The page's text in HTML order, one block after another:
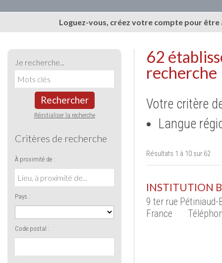
Loguez-vous, créez votre compte pour
Je recherche...
Rechercher
Réinitialiser la recherche
Critères de recherche
À proximité de :
Pays :
Code postal :
62
recherche
Votre critère
Langue
Résultats 1 à 10 sur 62
INSTITUTION
9 ter rue Pétiniaud-
France